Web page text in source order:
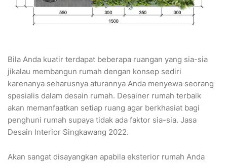
Bila Anda kuatir terdapat beberapa ruangan yang sia-sia
jikalau membangun rumah dengan konsep sediri
karenanya seharusnya aturannya Anda menyewa seorang
spesialis dalam desain rumah. Desainer rumah terbaik
akan memanfaatkan setiap ruang agar berkhasiat bagi
penghuni rumah supaya tidak ada faktor sia-sia. Jasa
Desain Interior Singkawang 2022.
Akan sangat disayangkan apabila eksterior rumah Anda